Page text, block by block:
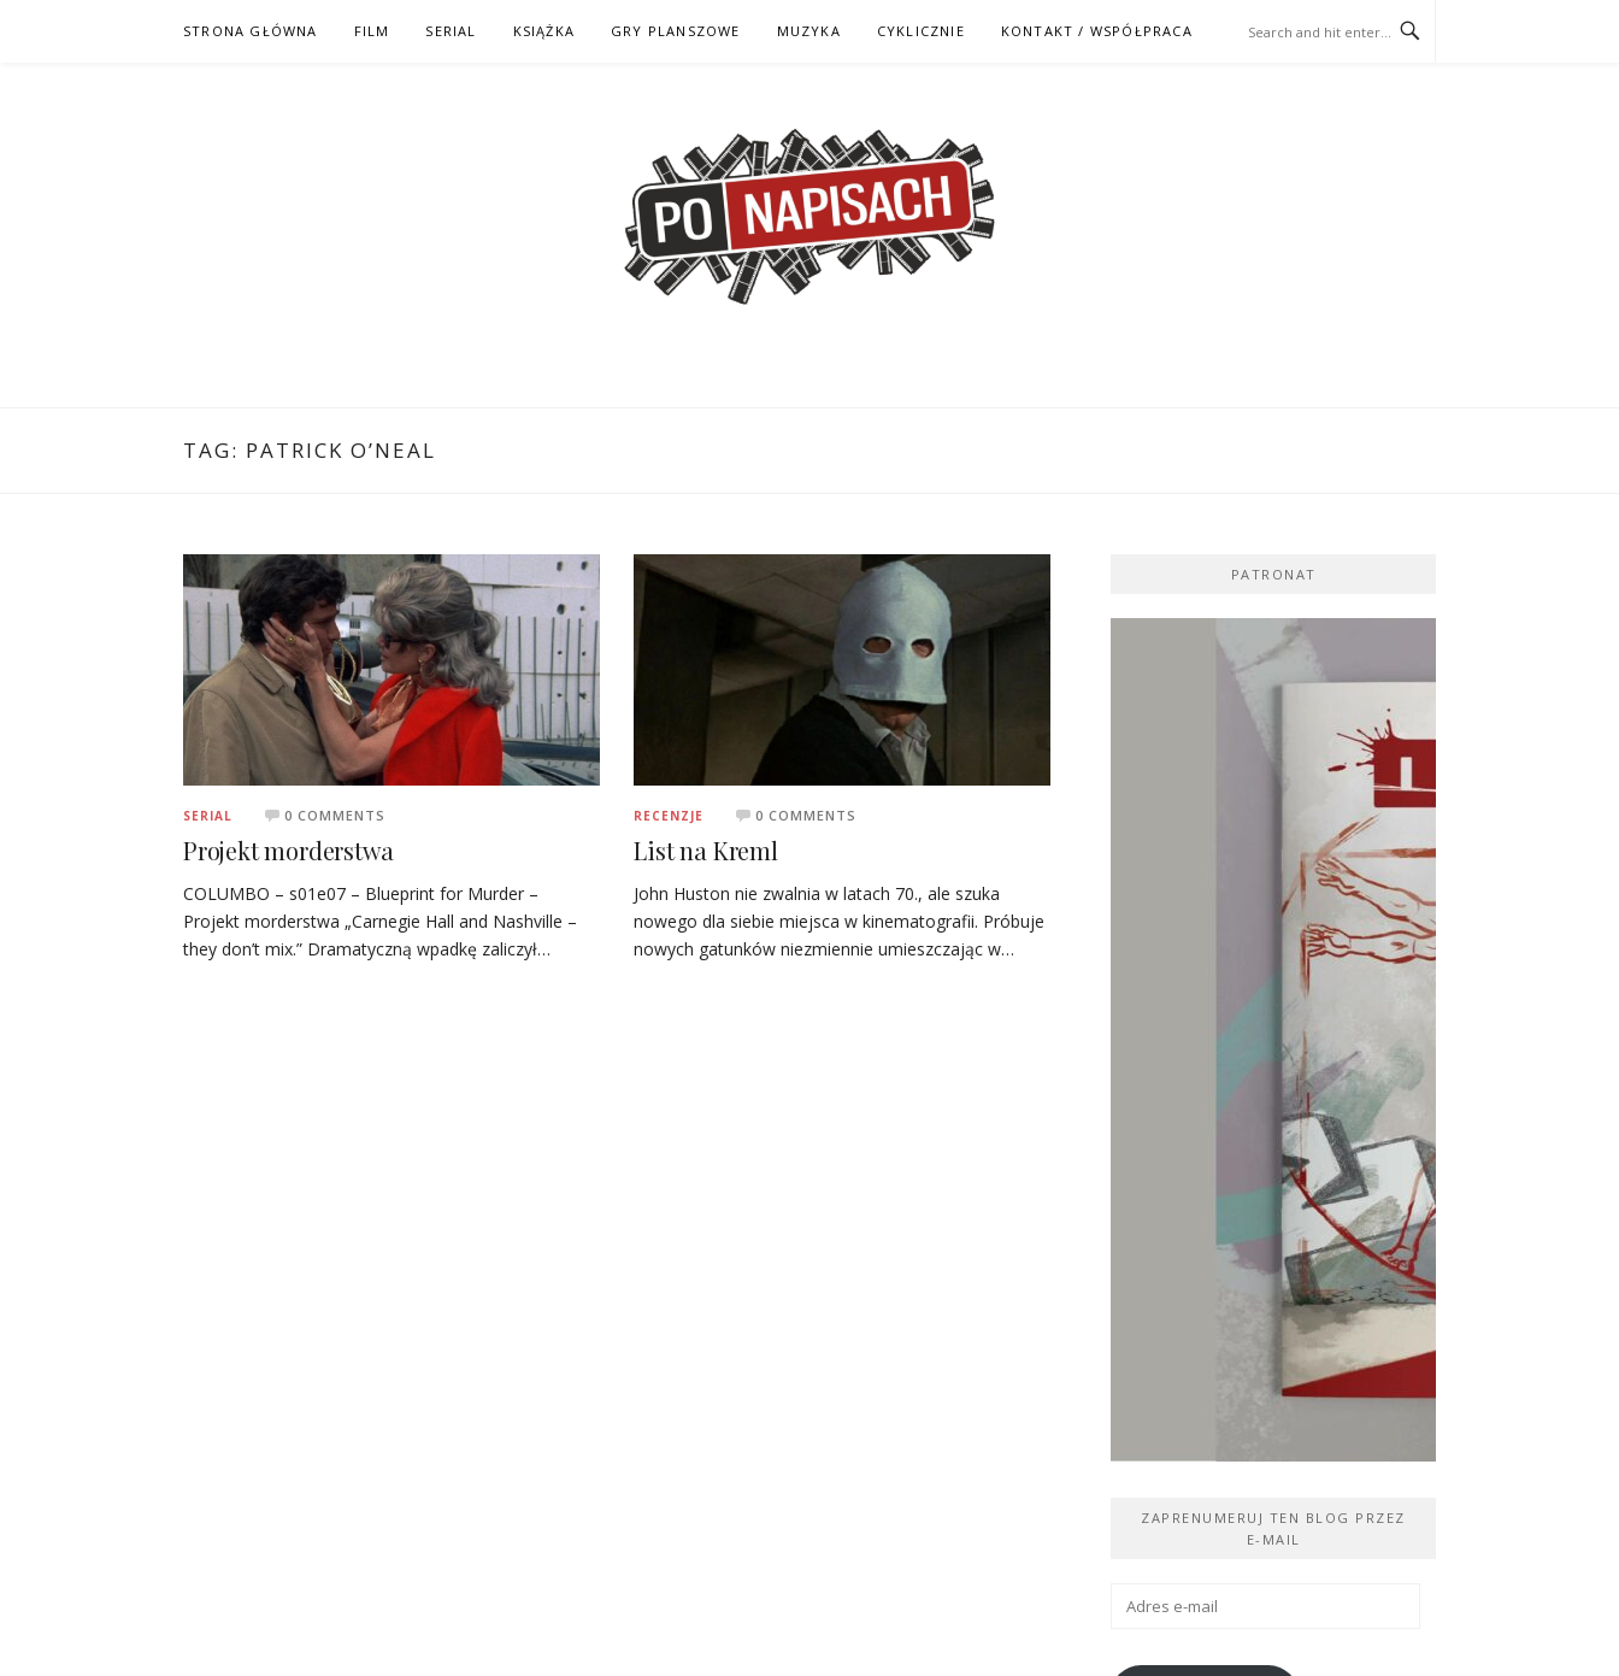
STRONA GŁÓWNA FILM SERIAL KSIĄŻKA GRY PLANSZOWE MUZYKA CYKLICZNIE KONTAKT / WSPÓŁPRACA
TAG: PATRICK O’NEAL
SERIAL 0 COMMENTS
Projekt morderstwa
COLUMBO – s01e07 – Blueprint for Murder –
Projekt morderstwa „Carnegie Hall and Nashville –
they don’t mix.” Dramatyczną wpadkę zaliczył…
RECENZJE 0 COMMENTS
List na Kreml
John Huston nie zwalnia w latach 70., ale szuka
nowego dla siebie miejsca w kinematografii. Próbuje
nowych gatunków niezmiennie umieszczając w…
PATRONAT
ZAPRENUMERUJ TEN BLOG PRZEZ
E-MAIL
Adres